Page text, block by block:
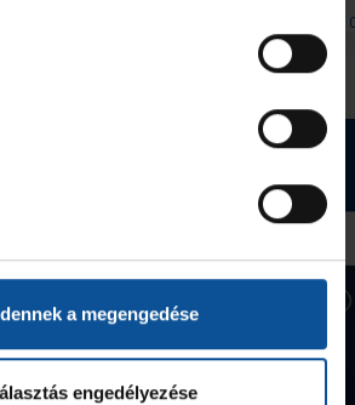
a megengedése
engedélyezése
2026. aug.